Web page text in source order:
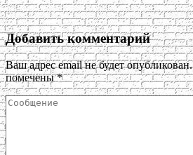
Добавить комментарий
Ваш адрес email не будет опубликован.
помечены*